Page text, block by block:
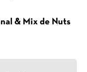
& Mix de Nuts